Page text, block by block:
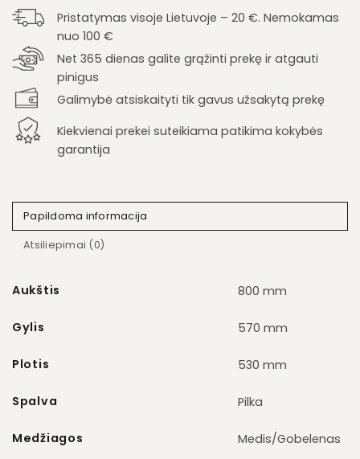
Pristatymas visoje Lietuvoje – 20 €. Nemokamas
nuo 100 €
Net 365 dienas galite grąžinti prekę ir atgauti
pinigus
Galimybė atsiskaityti tik gavus užsakytą prekę
Kiekvienai prekei suteikiama patikima kokybės
garantija
Papildoma informacija
Atsiliepimai (0)
Aukštis 800 mm
Gylis 570 mm
Plotis 530 mm
Spalva Pilka
Medžiagos Medis/Gobelenas